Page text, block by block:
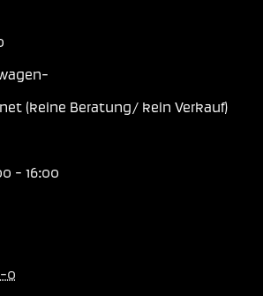
(keine Beratung/ kein Verkauf)
- 16:00
0